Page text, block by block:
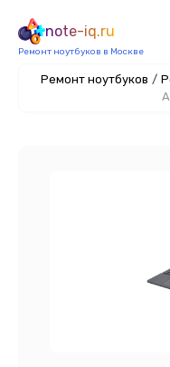
note-iq.ru
Ремонт ноутбуков в Москве
Ремонт ноутбуков /